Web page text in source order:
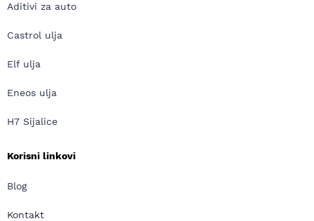
Aditivi za auto
Castrol ulja
Elf ulja
Eneos ulja
H7 Sijalice
Korisni linkovi
Blog
Kontakt